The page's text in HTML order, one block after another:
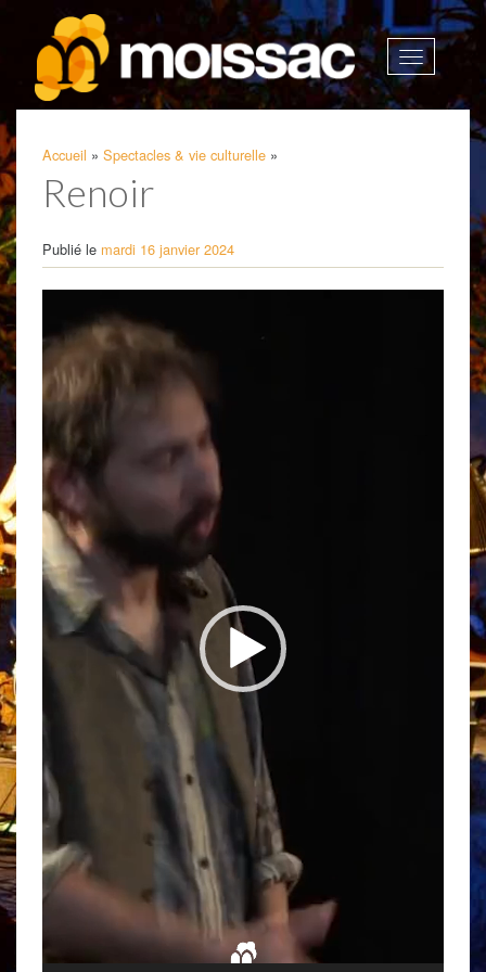
Afficher
la
Accueil » Spectacles & vie culturelle »
Renoir
Publié le mardi 16 janvier 2024
vidéo